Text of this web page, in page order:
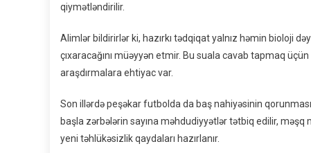
qiymətləndirilir.
Alimlər bildirirlər ki, hazırkı tədqiqat yalnız həmin bioloji
çıxaracağını müəyyən etmir. Bu suala cavab tapmaq
araşdırmalara ehtiyac var.
Son illərdə peşəkar futbolda da baş nahiyəsinin
başla zərbələrin sayına məhdudiyyətlər tətbiq edilir, məşq
yeni təhlükəsizlik qaydaları hazırlanır.